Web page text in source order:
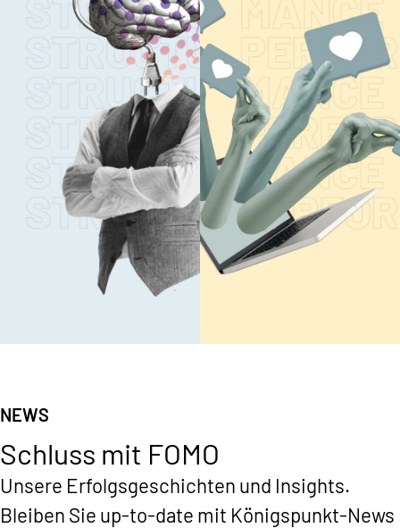
STRATEGIE
Mehr lesen
INFRASTRUKTUR
Mehr lesen
NEWS
Schluss mit FOMO
Unsere Erfolgsgeschichten und Insights.
Bleiben Sie up-to-date mit Königspunkt-News